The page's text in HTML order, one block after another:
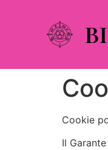
Cookie
Il